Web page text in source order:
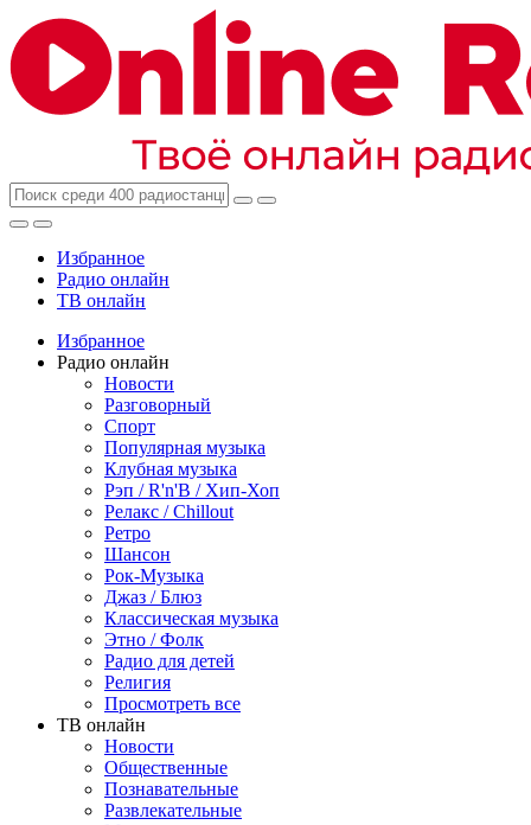
Избранное
Радио онлайн
ТВ онлайн
Избранное
Радио онлайн
Новости
Разговорный
Спорт
Популярная музыка
Клубная музыка
Рэп / R'n'B / Хип-Хоп
Релакс / Chillout
Ретро
Шансон
Рок-Музыка
Джаз / Блюз
Классическая музыка
Этно / Фолк
Радио для детей
Религия
Просмотреть все
ТВ онлайн
Новости
Общественные
Познавательные
Развлекательные